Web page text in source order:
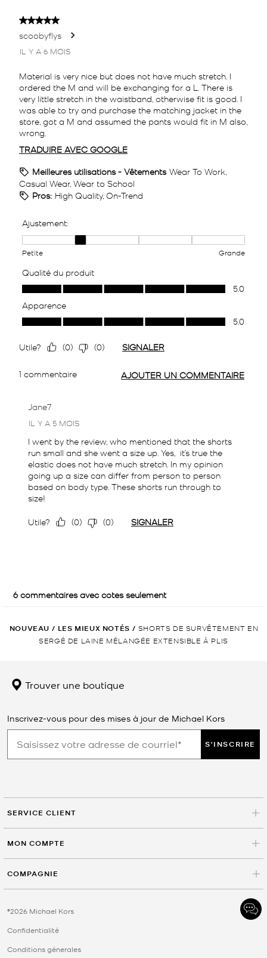
NOUVEAU / LES MIEUX NOTÉS / SHORTS DE SURVÊTEMENT EN
SERGÉ DE LAINE MÉLANGÉE EXTENSIBLE À PLIS
Trouver une boutique
Inscrivez-vous pour des mises à jour de Michael Kors
S'INSCRIRE
SERVICE CLIENT
MON COMPTE
COMPAGNIE
©2026 Michael Kors
Confidentialité
Conditions génerales